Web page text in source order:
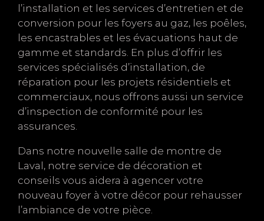
l’installation et les services d’entretien et de
conversion pour les foyers au gaz, les poêles,
les encastrables et les évacuations haut de
gamme et standards. En plus d’offrir les
services spécialisés d’installation, de
réparation pour les projets résidentiels et
commerciaux, nous offrons aussi un service
d’inspection de conformité pour les
assurances.
Dans notre nouvelle salle de montre de
Laval, notre service de décoration et
conseils vous aidera à agencer votre
nouveau foyer à votre décor pour rehausser
l’ambiance de votre pièce.